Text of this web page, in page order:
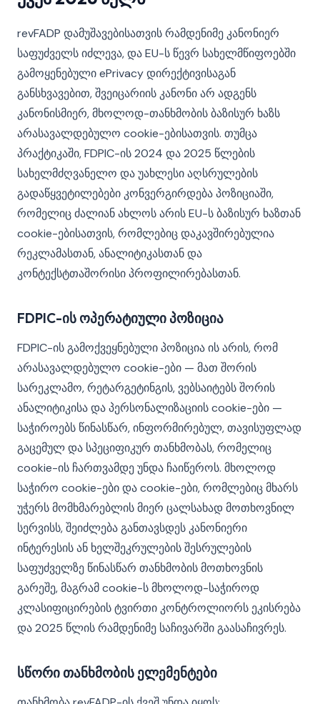
revFADP დამუშავებისათვის რამდენიმე კანონიერ
საფუძველს იძლევა, და EU-ს წევრ სახელმწიფოებში
გამოყენებული ePrivacy დირექტივისაგან
განსხვავებით, შვეიცარიის კანონი არ ადგენს
კანონისმიერ, მხოლოდ-თანხმობის ბაზისურ ხაზს
არასავალდებულო cookie-ებისათვის. თუმცა
პრაქტიკაში, FDPIC-ის 2024 და 2025 წლების
სახელმძღვანელო და უახლესი აღსრულების
გადაწყვეტილებები კონვერგირდება პოზიციაში,
რომელიც ძალიან ახლოს არის EU-ს ბაზისურ ხაზთან
cookie-ებისათვის, რომლებიც დაკავშირებულია
რეკლამასთან, ანალიტიკასთან და
კონტექსტთაშორისი პროფილირებასთან.
FDPIC-ის ოპერატიული პოზიცია
FDPIC-ის გამოქვეყნებული პოზიცია ის არის, რომ
არასავალდებულო cookie-ები — მათ შორის
სარეკლამო, რეტარგეტინგის, ვებსაიტებს შორის
ანალიტიკისა და პერსონალიზაციის cookie-ები —
საჭიროებს წინასწარ, ინფორმირებულ, თავისუფლად
გაცემულ და სპეციფიკურ თანხმობას, რომელიც
cookie-ის ჩართვამდე უნდა ჩაიწეროს. მხოლოდ
საჭირო cookie-ები და cookie-ები, რომლებიც მხარს
უჭერს მომხმარებლის მიერ ცალსახად მოთხოვნილ
სერვისს, შეიძლება განთავსდეს კანონიერი
ინტერესის ან ხელშეკრულების შესრულების
საფუძველზე წინასწარ თანხმობის მოთხოვნის
გარეშე, მაგრამ cookie-ს მხოლოდ-საჭიროდ
კლასიფიცირების ტვირთი კონტროლიორს ეკისრება
და 2025 წლის რამდენიმე საჩივარში გაასაჩივრეს.
სწორი თანხმობის ელემენტები